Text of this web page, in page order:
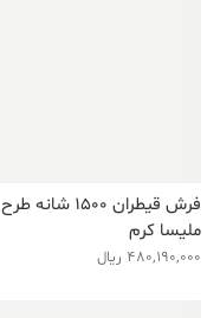
فرش قیطران ۱۵۰۰ شانه طرح
ملیسا کرم
480,190,000 ریال